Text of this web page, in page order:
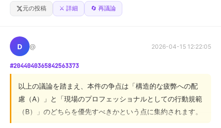
重視しています。一方、否定側は、理想論に流され過度に
主張することは、かえって職場の平穏を破壊し、個人の消
えています。
両者の主張は対立していますが、合意できる点は「自己の
心理的安定と自己防衛」が最も重要であるという点です。
結論として、この問題に万能な正解はありません。読者に
来事があったんだ（数十万）
他の人に笑いながら悪口を話していたのをたまたま見てしまったんだ
人に良い顔しても世の中そんなもんと諦めてマイナスの請求をするべ
きか、それとも良い人で居るべきか
自分が上司の立場ならどうする？
金を取る？
元の投稿 ⚔️ 詳細 🔄 再議論
D @ 2026-04-15 12:22:05
#2044040365842563373
以上の議論を踏まえ、本件の争点は「構造的な疲弊への配
慮（A）」と「現場のプロフェッショナルとしての行動規範
（B）」のどちらを優先すべきかという点に集約されます。